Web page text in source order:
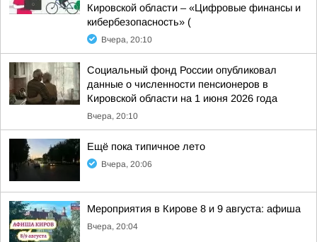
Кировской области – «Цифровые финансы и
кибербезопасность» (
Вчера, 20:10
Социальный фонд России опубликовал
данные о численности пенсионеров в
Кировской области на 1 июня 2026 года
Вчера, 20:10
Ещё пока типичное лето
Вчера, 20:06
Мероприятия в Кирове 8 и 9 августа: афиша
Вчера, 20:04